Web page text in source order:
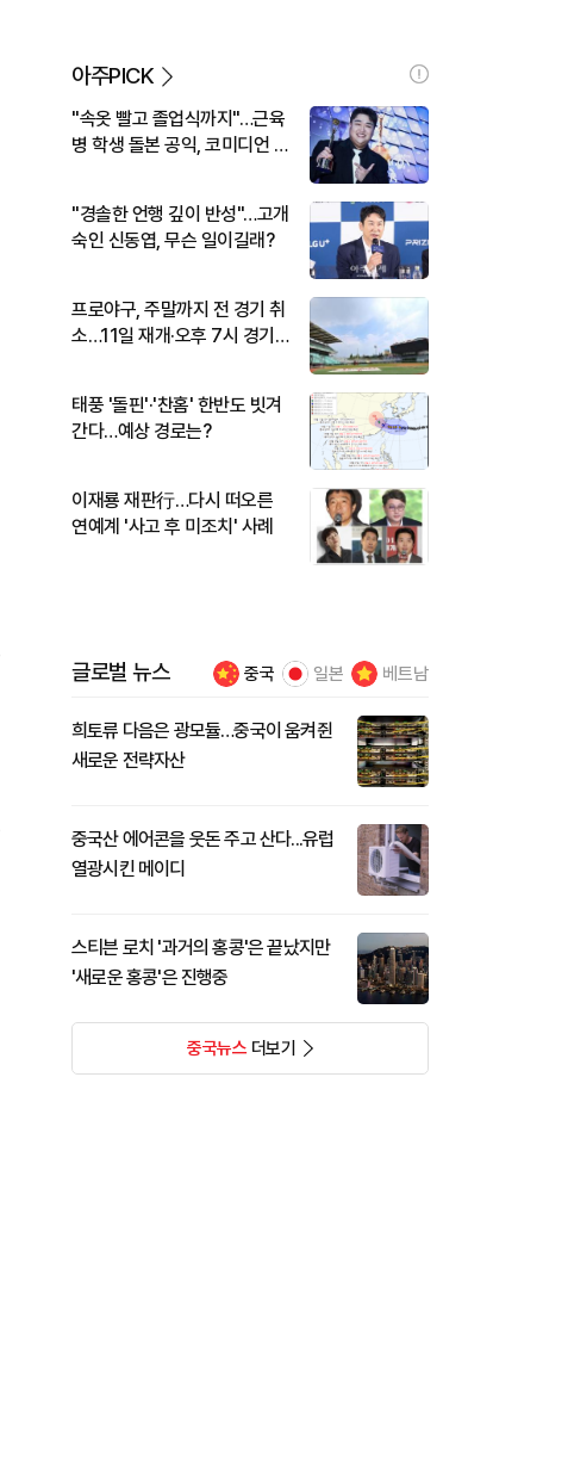
아주PICK
"속옷 빨고 졸업식까지"…근육
병 학생 돌본 공익, 코미디언 김
"경솔한 언행 깊이 반성"…고개
숙인 신동엽, 무슨 일이길래?
프로야구, 주말까지 전 경기 취
소…11일 재개·오후 7시 경기
태풍 '돌핀'·'찬홈' 한반도 빗겨
간다…예상 경로는?
이재룡 재판行…다시 떠오른
연예계 '사고 후 미조치' 사례
글로벌 뉴스 중국 일본 베트남
희토류 다음은 광모듈…중국이 움켜쥔
새로운 전략자산
중국산 에어콘을 웃돈 주고 산다...유럽
열광시킨 메이디
스티븐 로치 '과거의 홍콩'은 끝났지만
'새로운 홍콩'은 진행중
중국뉴스더보기